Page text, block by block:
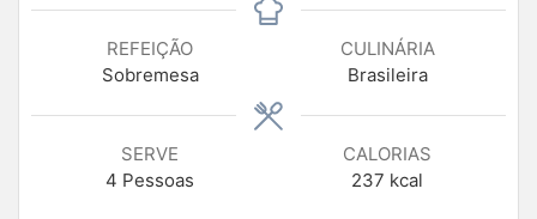
REFEIÇÃO
Sobremesa
CULINÁRIA
Brasileira
SERVE
4 Pessoas
CALORIAS
237 kcal